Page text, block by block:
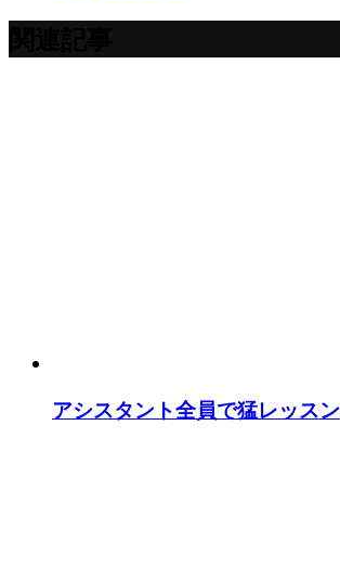
アシスタント全員で猛レッスン